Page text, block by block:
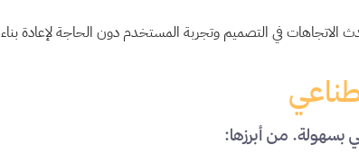
الاتجاهات في التصميم وتجربة المستخدم دون الحاجة لإعادة بناء
بسهولة. من أبرزها: